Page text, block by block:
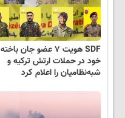
SDF هویت ۷ عضو جان باخته
خود در حملات ارتش ترکیه و
شبه‌نظامیان را اعلام کرد